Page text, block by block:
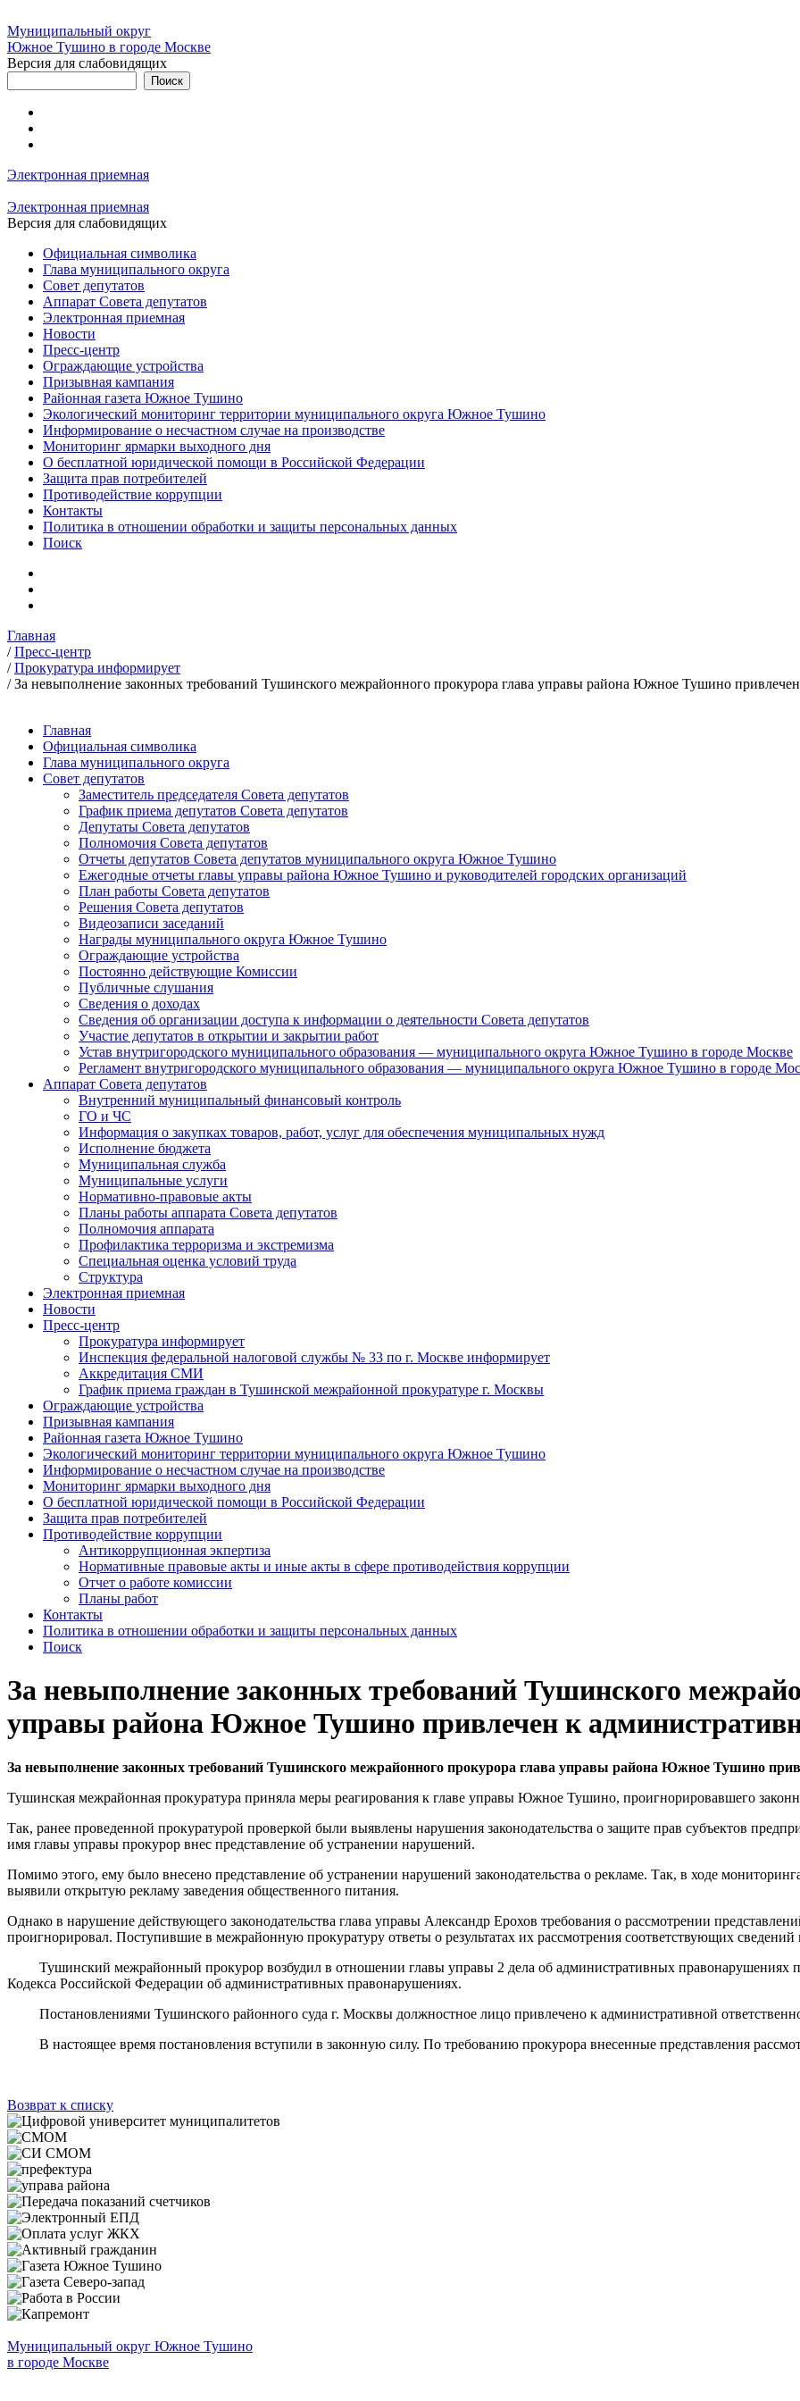
Муниципальный округ
Южное Тушино в городе Москве
Версия для слабовидящих
Электронная приемная
Электронная приемная
Версия для слабовидящих
Официальная символика
Глава муниципального округа
Совет депутатов
Аппарат Совета депутатов
Электронная приемная
Новости
Пресс-центр
Ограждающие устройства
Призывная кампания
Районная газета Южное Тушино
Экологический мониторинг территории муниципального округа Южное Тушино
Информирование о несчастном случае на производстве
Мониторинг ярмарки выходного дня
О бесплатной юридической помощи в Российской Федерации
Защита прав потребителей
Противодействие коррупции
Контакты
Политика в отношении обработки и защиты персональных данных
Поиск
Главная
/Пресс-центр
/Прокуратура информирует
/За невыполнение законных требований Тушинского межрайонного прокурора глава управы района Южное Тушино
Главная
Официальная символика
Глава муниципального округа
Совет депутатов
Заместитель председателя Совета депутатов
График приема депутатов Совета депутатов
Депутаты Совета депутатов
Полномочия Совета депутатов
Отчеты депутатов Совета депутатов муниципального округа Южное Тушино
Ежегодные отчеты главы управы района Южное Тушино и руководителей городских организаций
План работы Совета депутатов
Решения Совета депутатов
Видеозаписи заседаний
Награды муниципального округа Южное Тушино
Ограждающие устройства
Постоянно действующие Комиссии
Публичные слушания
Сведения о доходах
Сведения об организации доступа к информации о деятельности Совета депутатов
Участие депутатов в открытии и закрытии работ
Устав внутригородского муниципального образования — муниципального округа Южное Тушино в городе Москве
Регламент внутригородского муниципального образования — муниципального округа Южное Тушино в городе
Аппарат Совета депутатов
Внутренний муниципальный финансовый контроль
ГО и ЧС
Информация о закупках товаров, работ, услуг для обеспечения муниципальных нужд
Исполнение бюджета
Муниципальная служба
Муниципальные услуги
Нормативно-правовые акты
Планы работы аппарата Совета депутатов
Полномочия аппарата
Профилактика терроризма и экстремизма
Специальная оценка условий труда
Структура
Электронная приемная
Новости
Пресс-центр
Прокуратура информирует
Инспекция федеральной налоговой службы № 33 по г. Москве информирует
Аккредитация СМИ
График приема граждан в Тушинской межрайонной прокуратуре г. Москвы
Ограждающие устройства
Призывная кампания
Районная газета Южное Тушино
Экологический мониторинг территории муниципального округа Южное Тушино
Информирование о несчастном случае на производстве
Мониторинг ярмарки выходного дня
О бесплатной юридической помощи в Российской Федерации
Защита прав потребителей
Противодействие коррупции
Антикоррупционная экпертиза
Нормативные правовые акты и иные акты в сфере противодействия коррупции
Отчет о работе комиссии
Планы работ
Контакты
Политика в отношении обработки и защиты персональных данных
Поиск
За невыполнение законных требований Тушинского
управы района Южное Тушино привлечен к
За невыполнение законных требований Тушинского межрайонного прокурора глава управы района Южное Тушино
Тушинская межрайонная прокуратура приняла меры реагирования к главе управы Южное Тушино, проигнорировавшего
Так, ранее проведенной прокуратурой проверкой были выявлены нарушения законодательства о защите прав субъектов
имя главы управы прокурор внес представление об устранении нарушений.
Помимо этого, ему было внесено представление об устранении нарушений законодательства о рекламе. Так, в ходе
выявили открытую рекламу заведения общественного питания.
Однако в нарушение действующего законодательства глава управы Александр Ерохов требования о рассмотрении
проигнорировал. Поступившие в межрайонную прокуратуру ответы о результатах их рассмотрения соответствующих сведений
Тушинский межрайонный прокурор возбудил в отношении главы управы 2 дела об административных правонарушениях
Кодекса Российской Федерации об административных правонарушениях.
Постановлениями Тушинского районного суда г. Москвы должностное лицо привлечено к административной
В настоящее время постановления вступили в законную силу. По требованию прокурора внесенные представления
Возврат к списку
Муниципальный округ Южное Тушино
в городе Москве